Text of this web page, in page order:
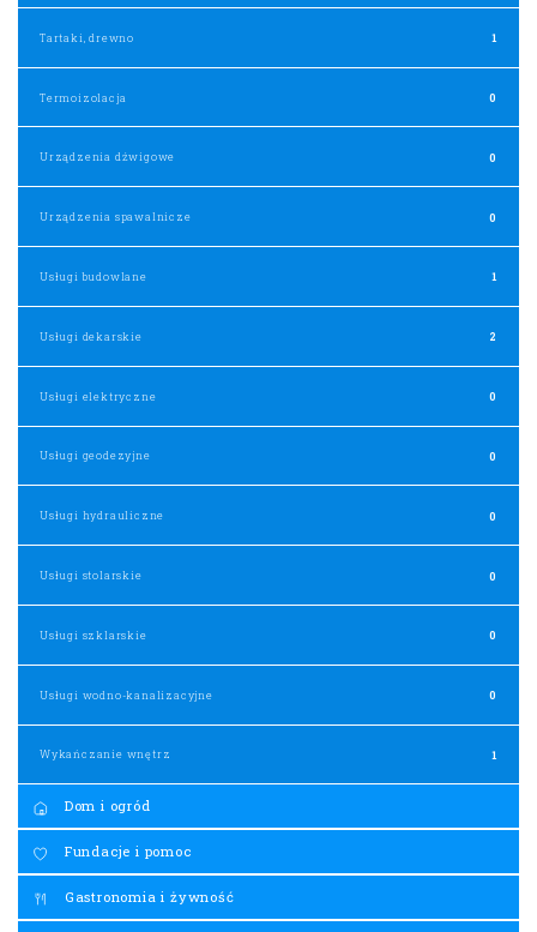
Tartaki, drewno 1
Termoizolacja 0
Urządzenia dźwigowe 0
Urządzenia spawalnicze 0
Usługi budowlane 1
Usługi dekarskie 2
Usługi elektryczne 0
Usługi geodezyjne 0
Usługi hydrauliczne 0
Usługi stolarskie 0
Usługi szklarskie 0
Usługi wodno-kanalizacyjne 0
Wykańczanie wnętrz 1
Dom i ogród
Fundacje i pomoc
Gastronomia i żywność